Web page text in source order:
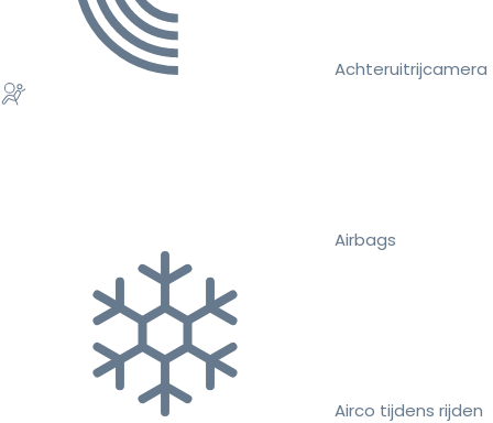
Achteruitrijcamera
Airbags
Airco tijdens rijden